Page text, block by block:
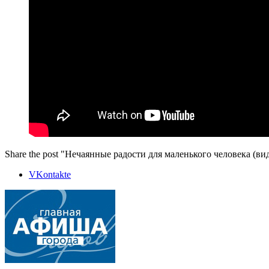
Share the post "Нечаянные радости для маленького человека
VKontakte